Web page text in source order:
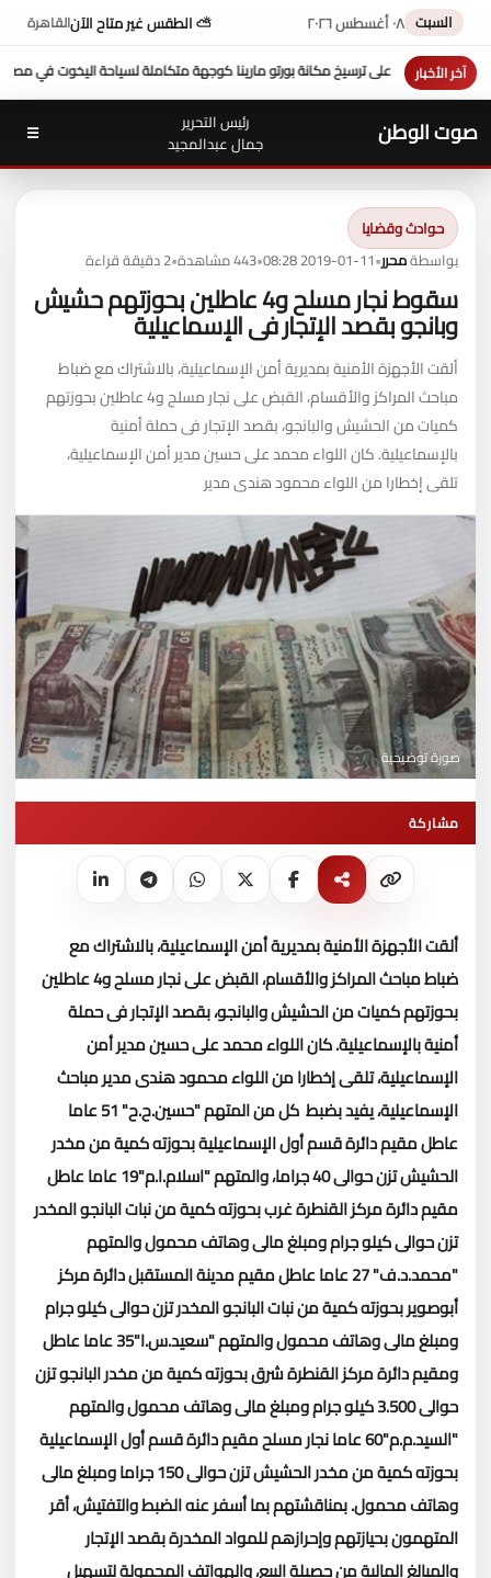
السبت ٠٨ أغسطس ٢٠٢٦ ⛅ الطقس غير متاح الآنالقاهرة
آخر الأخبار
للتيسير عليعزاء واجب ..مكانة بورتو مارينا كوجهة متكاملة لسياحة اليخوت في مصر
صوت الوطن
رئيس التحرير
جمال عبدالمجيد
☰
حوادث وقضايا
بواسطةمحرر•
2019-01-11 08:28
•443 مشاهدة •2 دقيقة قراءة
سقوط نجار مسلح و4 عاطلين بحوزتهم حشيش
وبانجو بقصد الإتجار فى الإسماعيلية
ألقت الأجهزة الأمنية بمديرية أمن الإسماعيلية، بالاشتراك مع ضباط
مباحث المراكز والأقسام، القبض على نجار مسلح و4 عاطلين بحوزتهم
كميات من الحشيش والبانجو، بقصد الإتجار فى حملة أمنية
بالإسماعيلية. كان اللواء محمد على حسين مدير أمن الإسماعيلية،
تلقى إخطارا من اللواء محمود هندى مدير
صورة توضيحية
مشاركة
ألقت الأجهزة الأمنية بمديرية أمن الإسماعيلية، بالاشتراك مع
ضباط مباحث المراكز والأقسام، القبض على نجار مسلح و4 عاطلين
بحوزتهم كميات من الحشيش والبانجو، بقصد الإتجار فى حملة
أمنية بالإسماعيلية.كان اللواء محمد على حسين مدير أمن
الإسماعيلية، تلقى إخطارا من اللواء محمود هندى مدير مباحث
الإسماعيلية، يفيد بضبط كل من المتهم "حسين.ح.ح" 51 عاما
عاطل مقيم دائرة قسم أول الإسماعيلية بحوزته كمية من مخدر
الحشيش تزن حوالى 40 جراما، والمتهم "اسلام.ا.م"19 عاما عاطل
مقيم دائرة مركز القنطرة غرب بحوزته كمية من نبات البانجو المخدر
تزن حوالى كيلو جرام ومبلغ مالى وهاتف محمول والمتهم
"محمد.د.ف" 27 عاما عاطل مقيم مدينة المستقبل دائرة مركز
أبوصوير بحوزته كمية من نبات البانجو المخدر تزن حوالى كيلو جرام
ومبلغ مالى وهاتف محمول والمتهم "سعيد.س.ا"35 عاما عاطل
ومقيم دائرة مركز القنطرة شرق بحوزته كمية من مخدر البانجو تزن
حوالى 3.500 كيلو جرام ومبلغ مالى وهاتف محمول والمتهم
"السيد.م.م"60 عاما نجار مسلح مقيم دائرة قسم أول الإسماعيلية
بحوزته كمية من مخدر الحشيش تزن حوالى 150 جراما ومبلغ مالى
وهاتف محمول.بمناقشتهم بما أسفر عنه الضبط والتفتيش، أقر
المتهمون بحيازتهم وإحرازهم للمواد المخدرة بقصد الإتجار
والمبالغ المالية من حصيلة البيع، والهواتف المحمولة لتسهيل